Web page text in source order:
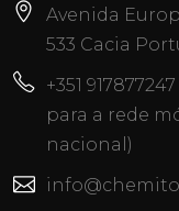
Avenida
533 Cacia
+351
para a rede
nacional)